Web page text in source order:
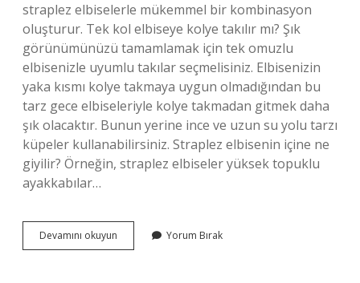
straplez elbiselerle mükemmel bir kombinasyon
oluşturur. Tek kol elbiseye kolye takılır mı? Şık
görünümünüzü tamamlamak için tek omuzlu
elbisenizle uyumlu takılar seçmelisiniz. Elbisenizin
yaka kısmı kolye takmaya uygun olmadığından bu
tarz gece elbiseleriyle kolye takmadan gitmek daha
şık olacaktır. Bunun yerine ince ve uzun su yolu tarzı
küpeler kullanabilirsiniz. Straplez elbisenin içine ne
giyilir? Örneğin, straplez elbiseler yüksek topuklu
ayakkabılar…
Devamını okuyun Straplez
Elbiseye
Yorum Bırak